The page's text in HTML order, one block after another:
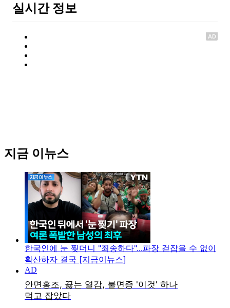
실시간 정보
AD
지금 이뉴스
한국인에 눈 찢더니 "죄송하다"...파장 걷잡을 수 없이
확산하자 결국 [지금이뉴스]